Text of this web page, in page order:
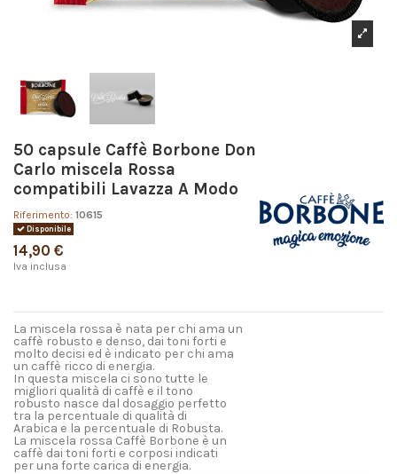
50 capsule Caffè Borbone Don
Carlo miscela Rossa
compatibili Lavazza A Modo
Riferimento: 10615
Disponibile
14,90 €
Iva inclusa
La miscela rossa è nata per chi ama un
caffè robusto e denso, dai toni forti e
molto decisi ed è indicato per chi ama
un caffè ricco di energia.
In questa miscela ci sono tutte le
migliori qualità di caffè e il tono
robusto nasce dal dosaggio perfetto
tra la percentuale di qualità di
Arabica e la percentuale di Robusta.
La miscela rossa Caffè Borbone è un
caffè dai toni forti e corposi indicati
per una forte carica di energia.